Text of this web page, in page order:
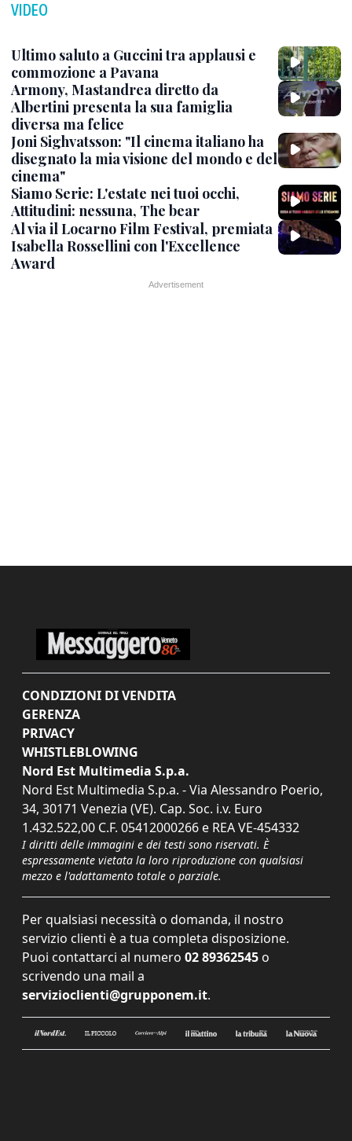
VIDEO
Ultimo saluto a Guccini tra applausi e
commozione a Pavana
Armony, Mastandrea diretto da
Albertini presenta la sua famiglia
diversa ma felice
Joni Sighvatsson: "Il cinema italiano ha
disegnato la mia visione del mondo e del
cinema"
Siamo Serie: L'estate nei tuoi occhi,
Attitudini: nessuna, The bear
Al via il Locarno Film Festival, premiata
Isabella Rossellini con l'Excellence
Award
CONDIZIONI DI VENDITA
GERENZA
PRIVACY
WHISTLEBLOWING
Nord Est Multimedia S.p.a.
Nord Est Multimedia S.p.a. - Via Alessandro Poerio,
34, 30171 Venezia (VE). Cap. Soc. i.v. Euro
1.432.522,00 C.F. 05412000266 e REA VE-454332
I diritti delle immagini e dei testi sono riservati. È
espressamente vietata la loro riproduzione con qualsiasi
mezzo e l'adattamento totale o parziale.
Per qualsiasi necessità o domanda, il nostro
servizio clienti è a tua completa disposizione.
Puoi contattarci al numero 02 89362545 o
scrivendo una mail a
servizioclienti@grupponem.it.